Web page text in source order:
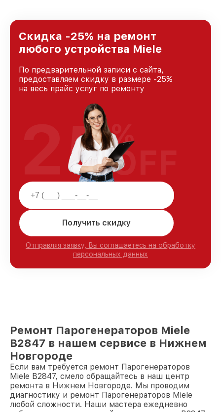
Нижнем Новгороде, постоянно повышая
уровень доверия и лояльности наших
клиентов.
Скидка -25% на ремонт
любого устройства Miele
По предварительной записи с сайта,
предоставляем скидку в размере -25%
на весь прайс услуг по ремонту
Получить скидку
Отправляя заявку, Вы соглашаетесь на обработку
персональных данных
25%
OFF
Ремонт Парогенераторов Miele
B2847 в нашем сервисе в Нижнем
Новгороде
Если вам требуется ремонт Парогенераторов
Miele B2847, смело обращайтесь в наш центр
ремонта в Нижнем Новгороде. Мы проводим
диагностику и ремонт Парогенераторов Miele
любой сложности. Наши мастера ежедневно